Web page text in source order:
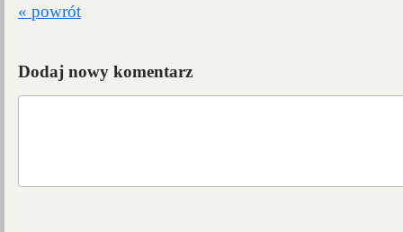
« powrót
Dodaj nowy komentarz